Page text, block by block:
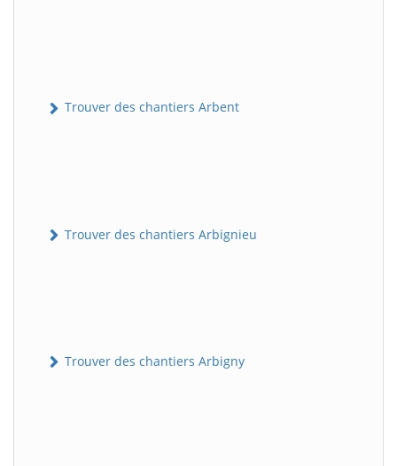
Trouver des chantiers Arbent
Trouver des chantiers Arbignieu
Trouver des chantiers Arbigny